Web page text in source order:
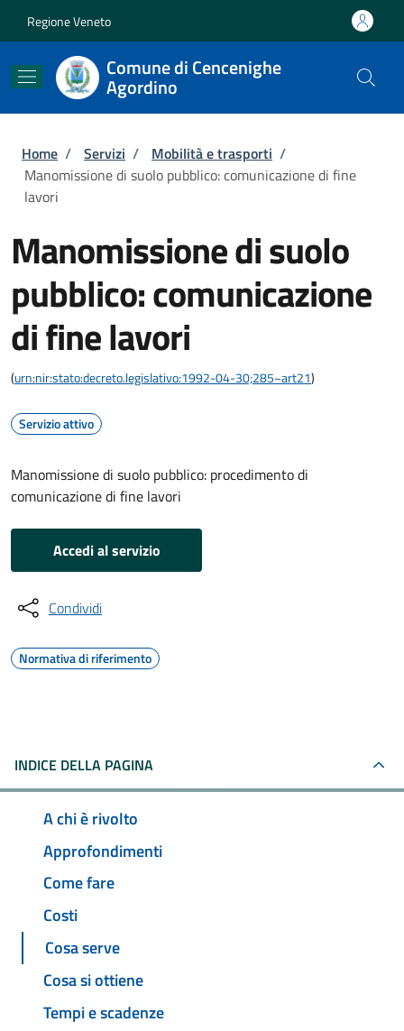
Regione Veneto
Comune di Cencenighe
Agordino
Briciole di pane
Home / Servizi / Mobilità e trasporti /
Manomissione di suolo pubblico: comunicazione di fine
lavori
Manomissione di suolo
pubblico: comunicazione
di fine lavori
(urn:nir:stato:decreto.legislativo:1992-04-30;285~art21)
Servizio attivo
Manomissione di suolo pubblico: procedimento di
comunicazione di fine lavori
Accedi al servizio
Condividi
Normativa di riferimento
INDICE DELLA PAGINA
A chi è rivolto
Approfondimenti
Come fare
Costi
Cosa serve
Cosa si ottiene
Tempi e scadenze